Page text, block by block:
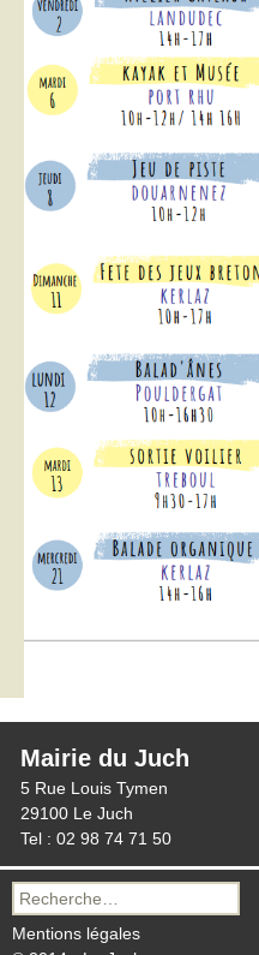
Mairie du Juch
5 Rue Louis Tymen
29100 Le Juch
Tel : 02 98 74 71 50
Recherche
pour :
Mentions légales